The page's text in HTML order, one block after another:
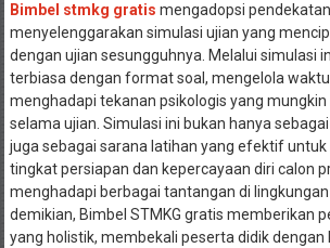
Bimbel stmkg gratis mengadopsi
menyelenggarakan simulasi ujian yang
dengan ujian sesungguhnya. Melalui simulasi
terbiasa dengan format soal, mengelola
menghadapi tekanan psikologis yang
selama ujian. Simulasi ini bukan hanya
juga sebagai sarana latihan yang efektif
tingkat persiapan dan kepercayaan diri calon
menghadapi berbagai tantangan di lingkungan
demikian, Bimbel STMKG gratis memberikan
yang holistik, membekali peserta didik